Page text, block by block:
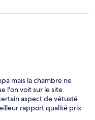
mais la chambre ne
l'on voit sur le site.
aspect de vétusté
rapport qualité prix